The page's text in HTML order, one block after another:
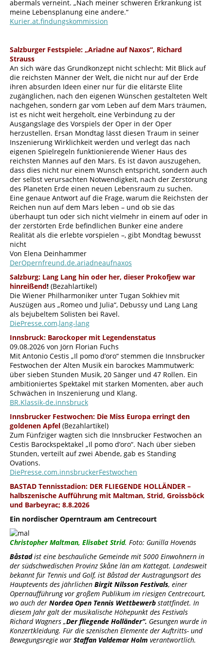
abermals verneint. „Nach meiner schweren Erkrankung ist
meine Lebensplanung eine andere.“
Kurier.at.findungskommission
Salzburger Festspiele: „Ariadne auf Naxos“, Richard
Strauss
An sich wäre das Grundkonzept nicht schlecht: Mit Blick auf
die reichsten Männer der Welt, die nicht nur auf der Erde
ihren absurden Ideen einer nur für die elitärste Elite
zugänglichen, nach den eigenen Wünschen gestalteten Welt
nachgehen, sondern gar vom Leben auf dem Mars träumen,
ist es nicht weit hergeholt, eine Verbindung zu der
Ausgangslage des Vorspiels der Oper in der Oper
herzustellen. Ersan Mondtag lässt diesen Traum in seiner
Inszenierung Wirklichkeit werden und verlegt das nach
eigenen Spielregeln funktionierende Wiener Haus des
reichsten Mannes auf den Mars. Es ist davon auszugehen,
dass dies nicht nur einem Wunsch entspricht, sondern auch
der selbst verursachten Notwendigkeit, nach der Zerstörung
des Planeten Erde einen neuen Lebensraum zu suchen.
Eine genaue Antwort auf die Frage, warum die Reichsten der
Reichen nun auf dem Mars leben – und ob sie das
überhaupt tun oder sich nicht vielmehr in einem auf oder in
der zerstörten Erde befindlichen Bunker eine andere
Realität als die erlebte vorspielen –, gibt Mondtag bewusst
nicht
Von Elena Deinhammer
DerOpernfreund.de.ariadneaufnaxos
Salzburg: Lang Lang hin oder her, dieser Prokofjew war
hinreißend! (Bezahlartikel)
Die Wiener Philharmoniker unter Tugan Sokhiev mit
Auszügen aus „Romeo und Julia“, Debussy und Lang Lang
als bejubeltem Solisten bei Ravel.
DiePresse.com,lang-lang
Innsbruck: Barockoper mit Legendenstatus
09.08.2026 von Jörn Florian Fuchs
Mit Antonio Cestis „Il pomo d’oro“ stemmen die Innsbrucker
Festwochen der Alten Musik ein barockes Mammutwerk:
über sieben Stunden Musik, 20 Sänger und 47 Rollen. Ein
ambitioniertes Spektakel mit starken Momenten, aber auch
Schwächen in Inszenierung und Klang.
BR.Klassik-de.innsbruck
Innsbrucker Festwochen: Die Miss Europa erringt den
goldenen Apfel (Bezahlartikel)
Zum Fünfziger wagten sich die Innsbrucker Festwochen an
Cestis Barockspektakel „Il pomo d’oro“. Nach über sieben
Stunden, verteilt auf zwei Abende, gab es Standing
Ovations.
DiePresse.com.innsbruckerFestwochen
BASTAD Tennisstadion: DER FLIEGENDE HOLLÄNDER –
halbszenische Aufführung mit Maltman, Strid, Groissböck
und Barbeyrac; 8.8.2026
Ein nordischer Operntraum am Centrecourt
Christopher Maltman, Elisabet Strid. Foto: Gunilla Hovenäs
Båstadist eine beschauliche Gemeinde mit 5000 Einwohnern in
der südschwedischen Provinz Skåne län am Kattegat. Landesweit
bekannt für Tennis und Golf, ist Båstad der Austragungsort des
Hauptevents des jährlichen Birgit Nilsson Festivals, einer
Opernaufführung vor großem Publikum im riesigen Centrecourt,
wo auch der Nordea Open Tennis Wettbewerb stattfindet. In
diesem Jahr galt der musikalische Höhepunkt des Festivals
Richard Wagners „Der fliegende Holländer“. Gesungen wurde in
Konzertkleidung. Für die szenischen Elemente der Auftritts- und
Bewegungsregie war Staffan Valdemar Holm verantwortlich.